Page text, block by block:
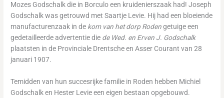
Mozes Godschalk die in Borculo een kruidenierszaak had! Joseph
Godschalk was getrouwd met Saartje Levie. Hij had een bloeiende
manufacturenzaak in de kom van het dorp Rodengetuige een
gedetailleerde advertentie die de Wed. en Erven J. Godschalk
plaatsten in de Provinciale Drentsche en Asser Courant van 28
januari 1907.
Temidden van hun succesrijke familie in Roden hebben Michiel
Godschalk en Hester Levie een eigen bestaan opgebouwd.